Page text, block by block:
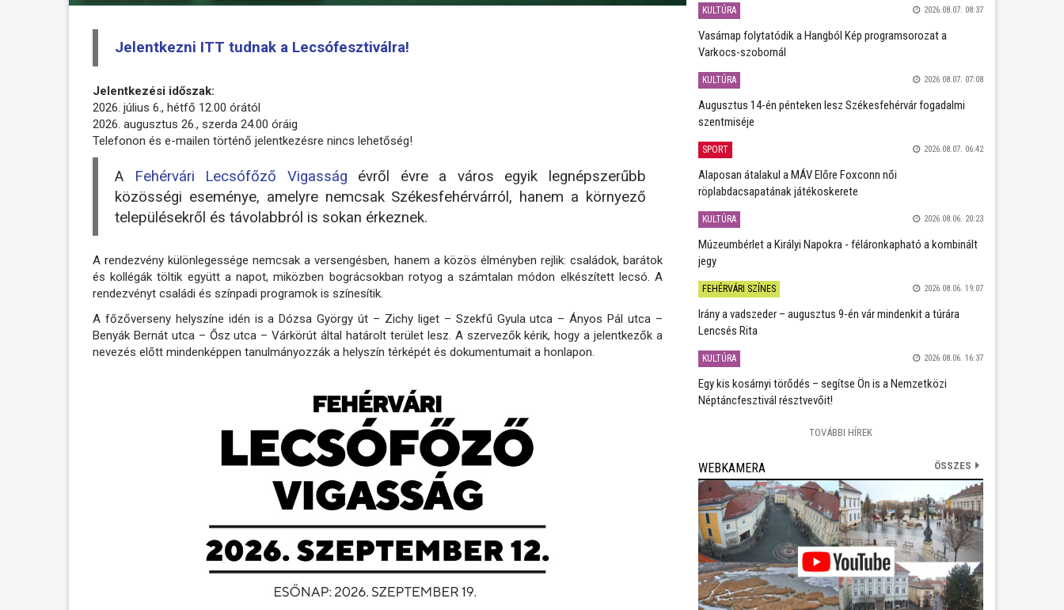
Jelentkezni ITT tudnak a Lecsófesztiválra!
Jelentkezési időszak:
2026. július 6., hétfő 12.00 órától
2026. augusztus 26., szerda 24.00 óráig
Telefonon és e-mailen történő jelentkezésre nincs lehetőség!
A Fehérvári Lecsófőző Vigasság évről évre a város egyik legnépszerűbb
közösségi eseménye, amelyre nemcsak Székesfehérvárról, hanem a környező
településekről és távolabbról is sokan érkeznek.
A rendezvény különlegessége nemcsak a versengésben, hanem a közös élményben rejlik: családok, barátok
és kollégák töltik együtt a napot, miközben bográcsokban rotyog a számtalan módon elkészített lecsó. A
rendezvényt családi és színpadi programok is színesítik.
A főzőverseny helyszíne idén is a Dózsa György út – Zichy liget – Szekfű Gyula utca – Ányos Pál utca –
Benyák Bernát utca – Ősz utca – Várkörút által határolt terület lesz. A szervezők kérik, hogy a jelentkezők a
nevezés előtt mindenképpen tanulmányozzák a helyszín térképét és dokumentumait a honlapon.
KULTÚRA 2026.08.07. 08:37
Vasárnap folytatódik a Hangból Kép programsorozat a
Varkocs-szobornál
KULTÚRA 2026.08.07. 07:08
Augusztus 14-én pénteken lesz Székesfehérvár fogadalmi
szentmiséje
SPORT 2026.08.07. 06:42
Alaposan átalakul a MÁV Előre Foxconn női
röplabdacsapatának játékoskerete
KULTÚRA 2026.08.06. 20:23
Múzeumbérlet a Királyi Napokra - féláronkapható a kombinált
jegy
FEHÉRVÁRI SZÍNES 2026.08.06. 19:07
Irány a vadszeder – augusztus 9-én vár mindenkit a túrára
Lencsés Rita
KULTÚRA 2026.08.06. 16:37
Egy kis kosárnyi törődés – segítse Ön is a Nemzetközi
Néptáncfesztivál résztvevőit!
TOVÁBBI HÍREK
WEBKAMERA ÖSSZES